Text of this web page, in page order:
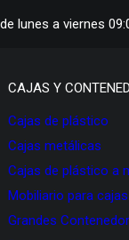
lunes a viernes
CAJAS Y
Cajas de plástico
Cajas metálicas
Cajas de plástico a
Mobiliario para cajas
Grandes